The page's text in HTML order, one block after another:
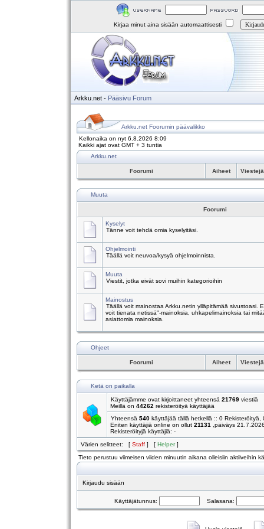
Kirjaa minut aina sisään automaattisesti
Arkku.net - Pääsivu Forum
Arkku.net Foorumin päävalikko
Kellonaika on nyt 6.8.2026 8:09
Kaikki ajat ovat GMT + 3 tuntia
Arkku.net
Foorumi Aiheet
Muuta
Foorumi
Kyselyt
Tänne voit tehdä omia kyselyitäsi.
Ohjelmointi
Täällä voit neuvoa/kysyä ohjelmoinnista.
Muuta
Viestit, jotka eivät sovi muihin kategorioihin
Mainostus
Täällä voit mainostaa Arkku.netin ylläpitämää sivustoasi.
voit tienata netissä"-mainoksia, uhkapelimainoksia tai
asiattomia mainoksia.
Ohjeet
Foorumi Aiheet
Ketä on paikalla
Käyttäjämme ovat kirjoittaneet yhteensä 21769 viestiä
Meillä on 44262 rekisteröityä käyttäjää
Yhteensä 540 käyttäjää tällä hetkellä :: 0
Eniten käyttäjiä online on ollut 21131
,päiväys
Rekisteröityjä käyttäjiä: -
Värien selitteet: [ Staff ] [ Helper]
Tieto perustuu viimeisen viiden minuutin aikana olleisiin aktiiveihin
Kirjaudu sisään
Käyttäjätunnus: Salasana: